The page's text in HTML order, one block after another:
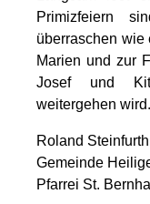
Primizfeiern
überraschen wie
Marien und zur
Josef und
weitergehen wird.
Roland Steinfurth
Gemeinde
Pfarrei St.